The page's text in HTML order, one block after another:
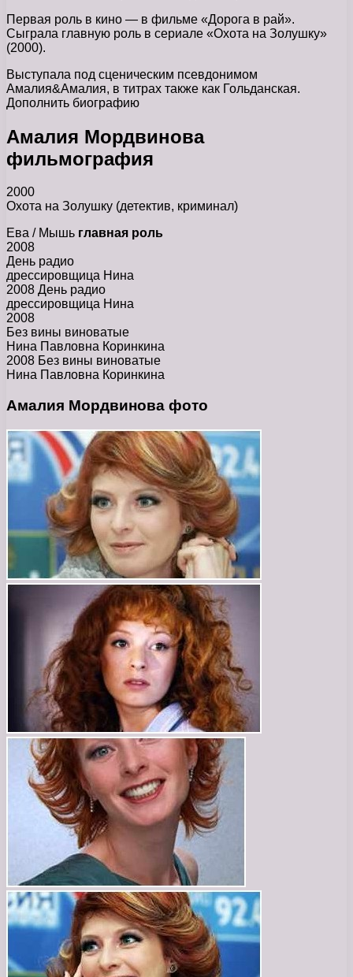
Первая роль в кино — в фильме «Дорога в рай».
Сыграла главную роль в сериале «Охота на Золушку»
(2000).
Выступала под сценическим псевдонимом
Амалия&Амалия, в титрах также как Гольданская.
Дополнить биографию
Амалия Мордвинова
фильмография
2000
Охота на Золушку (детектив, криминал)
Ева / Мышь главная роль
2008
День радио
дрессировщица Нина
2008 День радио
дрессировщица Нина
2008
Без вины виноватые
Нина Павловна Коринкина
2008 Без вины виноватые
Нина Павловна Коринкина
Амалия Мордвинова фото